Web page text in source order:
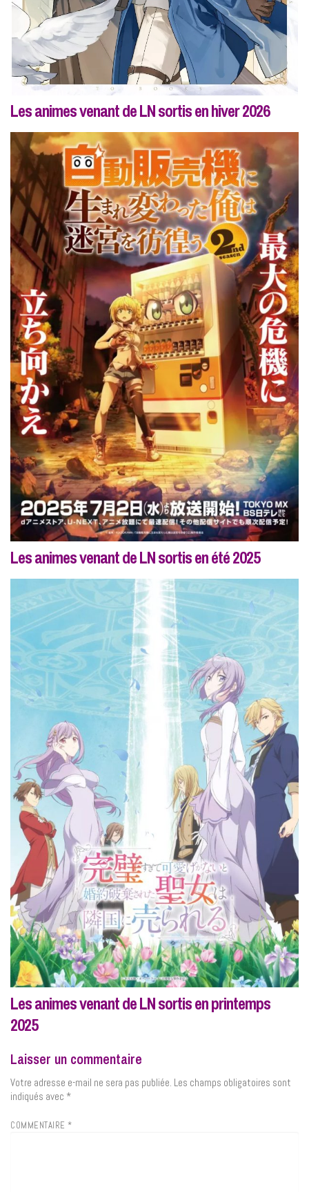
Les animes venant de LN sortis en hiver 2026
Les animes venant de LN sortis en été 2025
Les animes venant de LN sortis en printemps
2025
Laisser un commentaire
Votre adresse e-mail ne sera pas publiée. Les champs obligatoires sont
indiqués avec *
COMMENTAIRE *